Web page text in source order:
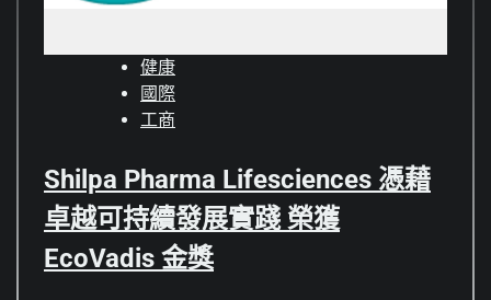
健康
國際
工商
Shilpa Pharma Lifesciences 憑藉
卓越可持續發展實踐 榮獲
EcoVadis 金獎